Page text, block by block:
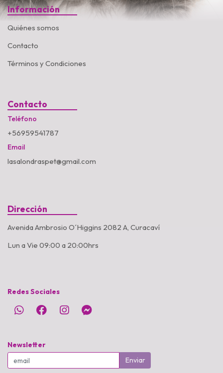
Información
Quiénes somos
Contacto
Términos y Condiciones
Contacto
Teléfono
+56959541787
Email
lasalondraspet@gmail.com
Dirección
Avenida Ambrosio O´Higgins 2082 A, Curacaví
Lun a Vie 09:00 a 20:00hrs
Redes Sociales
Newsletter
Enviar